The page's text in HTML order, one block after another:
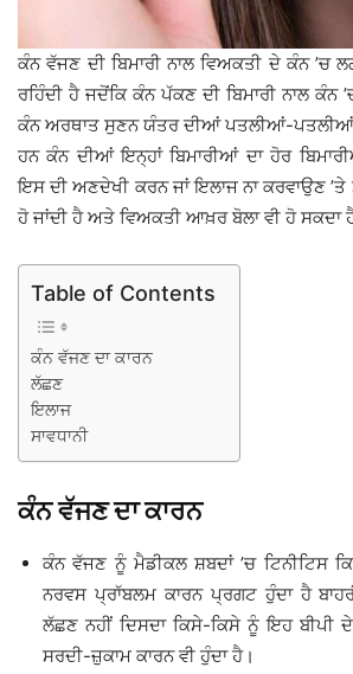
ਕੰਨ ਵੱਜਣ ਦੀ ਬਿਮਾਰੀ ਨਾਲ ਵਿਅਕਤੀ ਦੇ ਕੰਨ ’ਚ
ਰਹਿੰਦੀ ਹੈ ਜਦੋਂਕਿ ਕੰਨ ਪੱਕਣ ਦੀ ਬਿਮਾਰੀ ਨਾਲ ਕੰਨ
ਕੰਨ ਅਰਥਾਤ ਸੁਣਨ ਯੰਤਰ ਦੀਆਂ ਪਤਲੀਆਂ-
ਹਨ ਕੰਨ ਦੀਆਂ ਇਨ੍ਹਾਂ ਬਿਮਾਰੀਆਂ ਦਾ ਹੋਰ
ਇਸ ਦੀ ਅਣਦੇਖੀ ਕਰਨ ਜਾਂ ਇਲਾਜ ਨਾ ਕਰਵਾਉਣ ’ਤੇ
ਹੋ ਜਾਂਦੀ ਹੈ ਅਤੇ ਵਿਅਕਤੀ ਆਖ਼ਰ ਬੋਲਾ ਵੀ ਹੋ ਸਕਦਾ
Table of Contents
ਕੰਨ ਵੱਜਣ ਦਾ ਕਾਰਨ
ਲੱਛਣ
ਇਲਾਜ
ਸਾਵਧਾਨੀ
ਕੰਨ ਵੱਜਣ ਦਾ ਕਾਰਨ
ਕੰਨ ਵੱਜਣ ਨੂੰ ਮੈਡੀਕਲ ਸ਼ਬਦਾਂ ’ਚ ਟਿਨੀਟਿਸ
ਨਰਵਸ ਪ੍ਰਾੱਬਲਮ ਕਾਰਨ ਪ੍ਰਗਟ ਹੁੰਦਾ ਹੈ
ਲੱਛਣ ਨਹੀਂ ਦਿਸਦਾ ਕਿਸੇ-ਕਿਸੇ ਨੂੰ ਇਹ ਬੀਪੀ
ਸਰਦੀ-ਜ਼ੁਕਾਮ ਕਾਰਨ ਵੀ ਹੁੰਦਾ ਹੈ।